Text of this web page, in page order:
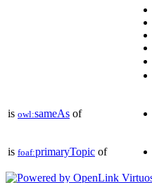
is owl:sameAs of
is foaf:primaryTopic of